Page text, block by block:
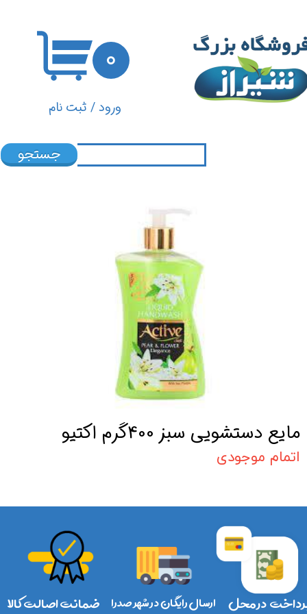
ورود/ ثبت نام
تغییر گذر واژه
سفارشات
۰
جستجو
مایع دستشویی سبز 400گرم اکتیو
اتمام موجودی
ارسال رایگان در شهر صدرا در محل ضمانت اصالت کالا